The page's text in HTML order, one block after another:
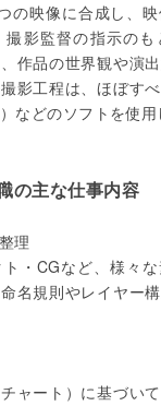
の映像に合成し、
影監督の指示の
作品の世界観や演
影工程は、ほぼす
などのソフトを使用
の主な仕事内容
理
・CGなど、様々
名規則やレイヤー
ャート）に基づい